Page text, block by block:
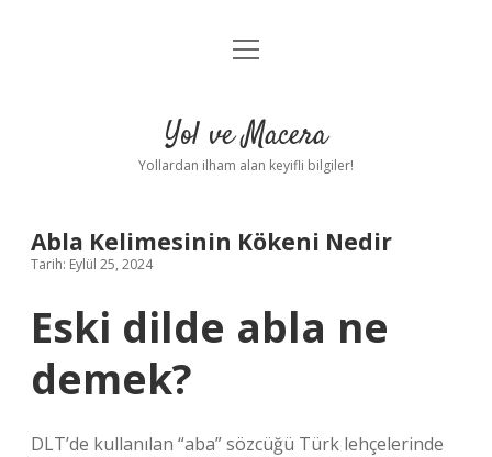
Anasayfa
Yasal Uyarı
menüyü
Yol ve Macera
Yollardan ilham alan keyifli bilgiler!
Abla Kelimesinin Kökeni Nedir
Tarih: Eylül 25, 2024
Eski dilde abla ne
demek?
DLT’de kullanılan “aba” sözcüğü Türk lehçelerinde